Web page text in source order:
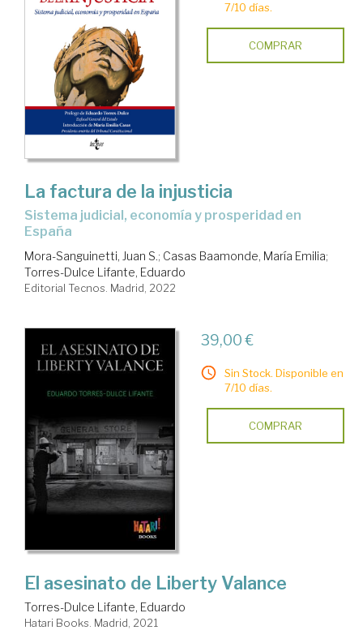
7/10 días.
COMPRAR
La factura de la injusticia
sistema judicial, economía y prosperidad en
España
Mora-Sanguinetti, Juan S.; Casas Baamonde, María Emilia;
Torres-Dulce Lifante, Eduardo
Editorial Tecnos. Madrid, 2022
39,00 €
Sin Stock. Disponible en
7/10 días.
COMPRAR
El asesinato de Liberty Valance
Torres-Dulce Lifante, Eduardo
Hatari Books. Madrid, 2021